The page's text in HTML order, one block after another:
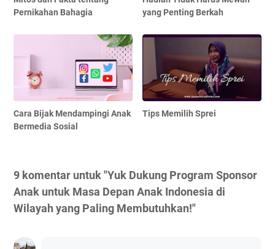
Pernikahan Bahagia
yang Penting Berkah
Cara Bijak Mendampingi Anak
Bermedia Sosial
Tips Memilih Sprei
9 komentar untuk "Yuk Dukung Program Sponsor
Anak untuk Masa Depan Anak Indonesia di
Wilayah yang Paling Membutuhkan!"